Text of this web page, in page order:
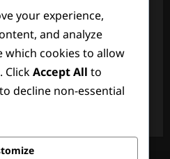
Einzigartige Boni,
GTA$
GTA$ Boni, Exklusive
Einzigartige
Gegenstände
your experience,
and analyze
which cookies to allow
. ClickAccept All to
to decline non-essential